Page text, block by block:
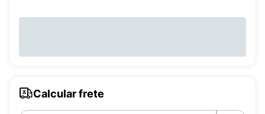
Calcular frete